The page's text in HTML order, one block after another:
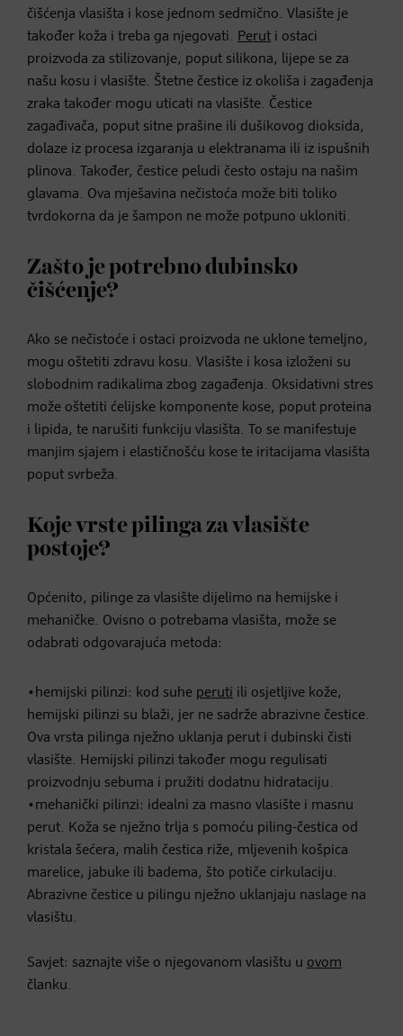
čišćenja vlasišta i kose jednom sedmično. Vlasište je
također koža i treba ga njegovati. Perut i ostaci
proizvoda za stilizovanje, poput silikona, lijepe se za
našu kosu i vlasište. Štetne čestice iz okoliša i zagađenja
zraka također mogu uticati na vlasište. Čestice
zagađivača, poput sitne prašine ili dušikovog dioksida,
dolaze iz procesa izgaranja u elektranama ili iz ispušnih
plinova. Također, čestice peludi često ostaju na našim
glavama. Ova mješavina nečistoća može biti toliko
tvrdokorna da je šampon ne može potpuno ukloniti.
Zašto je potrebno dubinsko
čišćenje?
Ako se nečistoće i ostaci proizvoda ne uklone temeljno,
mogu oštetiti zdravu kosu. Vlasište i kosa izloženi su
slobodnim radikalima zbog zagađenja. Oksidativni stres
može oštetiti ćelijske komponente kose, poput proteina
i lipida, te narušiti funkciju vlasišta. To se manifestuje
manjim sjajem i elastičnošću kose te iritacijama vlasišta
poput svrbeža.
Koje vrste pilinga za vlasište
postoje?
Općenito, pilinge za vlasište dijelimo na hemijske i
mehaničke. Ovisno o potrebama vlasišta, može se
odabrati odgovarajuća metoda:
•hemijski pilinzi: kod suhe peruti ili osjetljive kože,
hemijski pilinzi su blaži, jer ne sadrže abrazivne čestice.
Ova vrsta pilinga nježno uklanja perut i dubinski čisti
vlasište. Hemijski pilinzi također mogu regulisati
proizvodnju sebuma i pružiti dodatnu hidrataciju.
•mehanički pilinzi: idealni za masno vlasište i masnu
perut. Koža se nježno trlja s pomoću piling-čestica od
kristala šećera, malih čestica riže, mljevenih košpica
marelice, jabuke ili badema, što potiče cirkulaciju.
Abrazivne čestice u pilingu nježno uklanjaju naslage na
vlasištu.
Savjet: saznajte više o njegovanom vlasištu u ovom
članku.